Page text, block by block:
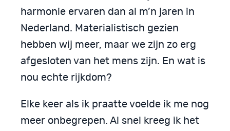
harmonie ervaren dan al m’n jaren in
Nederland. Materialistisch gezien
hebben wij meer, maar we zijn zo erg
afgesloten van het mens zijn. En wat is
nou echte rijkdom?
Elke keer als ik praatte voelde ik me nog
meer onbegrepen. Al snel kreeg ik het